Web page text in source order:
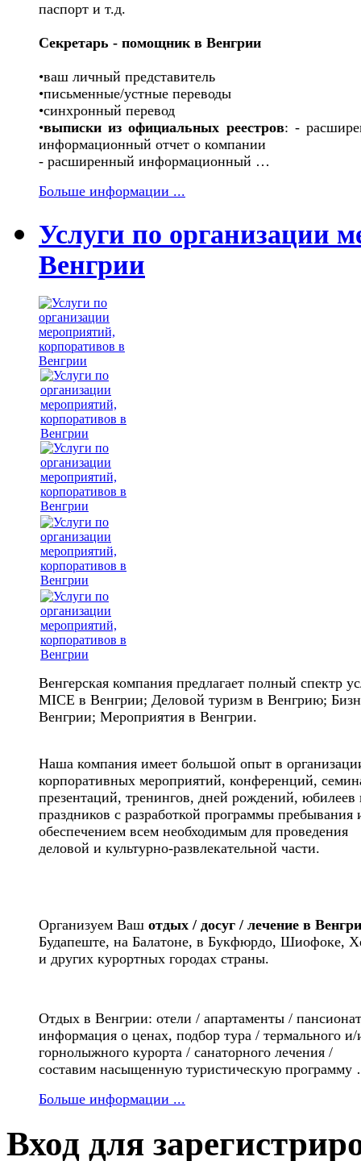
паспорт и т.д.
Секретарь - помощник в Венгрии
•ваш личный представитель
•письменные/устные переводы
•синхронный перевод
•выписки из официальных реестров: -
информационный отчет о компании
- расширенный информационный …
Больше информации ...
Услуги по организации
Венгрии
Венгерская компания предлагает полный спектр
MICE в Венгрии; Деловой туризм в Венгрию;
Венгрии; Мероприятия в Венгрии.
Наша компания имеет большой опыт в
корпоративных мероприятий, конференций,
презентаций, тренингов, дней рождений, юбилеев
праздников с разработкой программы пребывания
обеспечением всем необходимым для проведения
деловой и культурно-развлекательной части.
Организуем Ваш отдых / досуг / лечение в
Будапеште, на Балатоне, в Букфюрдо, Шиофоке,
и других курортных городах страны.
Отдых в Венгрии: отели / апартаменты /
информация о ценах, подбор тура / термального
горнолыжного курорта / санаторного лечения /
составим насыщенную туристическую
Больше информации ...
Вход для